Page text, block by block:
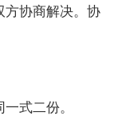
方协商解决。协
式二份。